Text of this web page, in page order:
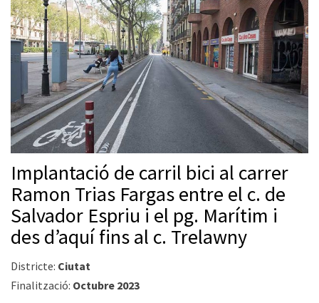
Implantació de carril bici al carrer
Ramon Trias Fargas entre el c. de
Salvador Espriu i el pg. Marítim i
des d’aquí fins al c. Trelawny
Districte: Ciutat
Finalització: Octubre 2023